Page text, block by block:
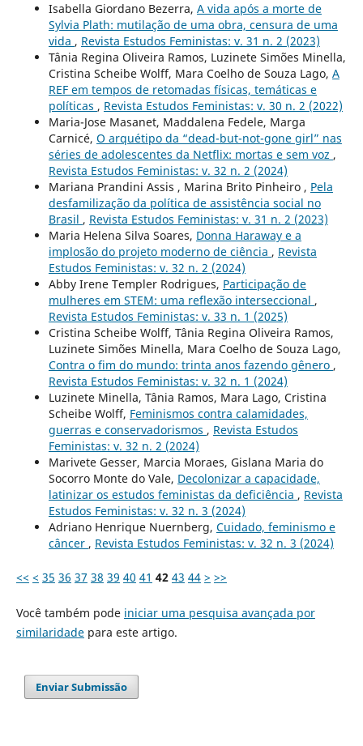
Isabella Giordano Bezerra, A vida após a morte de
Sylvia Plath: mutilação de uma obra, censura de uma
vida , Revista Estudos Feministas: v. 31 n. 2 (2023)
Tânia Regina Oliveira Ramos, Luzinete Simões Minella,
Cristina Scheibe Wolff, Mara Coelho de Souza Lago, A
REF em tempos de retomadas físicas, temáticas e
políticas , Revista Estudos Feministas: v. 30 n. 2 (2022)
Maria-Jose Masanet, Maddalena Fedele, Marga
Carnicé, O arquétipo da “dead-but-not-gone girl” nas
séries de adolescentes da Netflix: mortas e sem voz ,
Revista Estudos Feministas: v. 32 n. 2 (2024)
Mariana Prandini Assis , Marina Brito Pinheiro , Pela
desfamilização da política de assistência social no
Brasil , Revista Estudos Feministas: v. 31 n. 2 (2023)
Maria Helena Silva Soares, Donna Haraway e a
implosão do projeto moderno de ciência , Revista
Estudos Feministas: v. 32 n. 2 (2024)
Abby Irene Templer Rodrigues, Participação de
mulheres em STEM: uma reflexão interseccional ,
Revista Estudos Feministas: v. 33 n. 1 (2025)
Cristina Scheibe Wolff, Tânia Regina Oliveira Ramos,
Luzinete Simões Minella, Mara Coelho de Souza Lago,
Contra o fim do mundo: trinta anos fazendo gênero ,
Revista Estudos Feministas: v. 32 n. 1 (2024)
Luzinete Minella, Tânia Ramos, Mara Lago, Cristina
Scheibe Wolff, Feminismos contra calamidades,
guerras e conservadorismos , Revista Estudos
Feministas: v. 32 n. 2 (2024)
Marivete Gesser, Marcia Moraes, Gislana Maria do
Socorro Monte do Vale, Decolonizar a capacidade,
latinizar os estudos feministas da deficiência , Revista
Estudos Feministas: v. 32 n. 3 (2024)
Adriano Henrique Nuernberg, Cuidado, feminismo e
câncer , Revista Estudos Feministas: v. 32 n. 3 (2024)
<< < 35 36 37 38 39 40 41 42 43 44 > >>
Você também pode iniciar uma pesquisa avançada por
similaridadepara este artigo.
Enviar Submissão